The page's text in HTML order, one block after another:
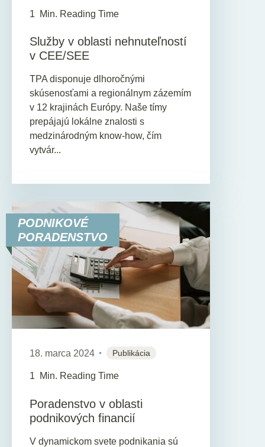
1 Min. Reading Time
Služby v oblasti nehnuteľností
v CEE/SEE
TPA disponuje dlhoročnými
skúsenosťami a regionálnym zázemím
v 12 krajinách Európy. Naše tímy
prepájajú lokálne znalosti s
medzinárodným know-how, čím
vytvár...
PODNIKOVÉ
PORADENSTVO
18. marca 2024 Publikácia
1 Min. Reading Time
Poradenstvo v oblasti
podnikových financií
V dynamickom svete podnikania sú